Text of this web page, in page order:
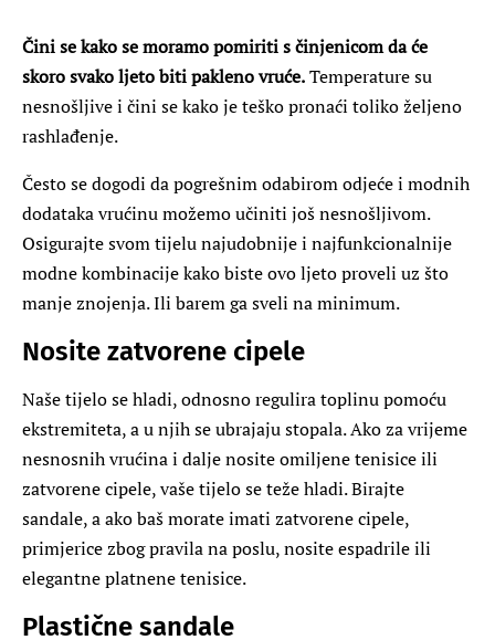
Čini se kako se moramo pomiriti s činjenicom da će
skoro svako ljeto biti pakleno vruće.Temperature su
nesnošljive i čini se kako je teško pronaći toliko željeno
rashlađenje.
Često se dogodi da pogrešnim odabirom odjeće i modnih
dodataka vrućinu možemo učiniti još nesnošljivom.
Osigurajte svom tijelu najudobnije i najfunkcionalnije
modne kombinacije kako biste ovo ljeto proveli uz što
manje znojenja. Ili barem ga sveli na minimum.
Nosite zatvorene cipele
Naše tijelo se hladi, odnosno regulira toplinu pomoću
ekstremiteta, a u njih se ubrajaju stopala. Ako za vrijeme
nesnosnih vrućina i dalje nosite omiljene tenisice ili
zatvorene cipele, vaše tijelo se teže hladi. Birajte
sandale, a ako baš morate imati zatvorene cipele,
primjerice zbog pravila na poslu, nosite espadrile ili
elegantne platnene tenisice.
Plastične sandale